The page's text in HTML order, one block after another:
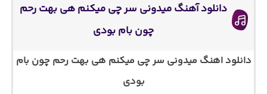
دانلود آهنگ میدونی سر چی میکنم هی بهت رحم
چون بام بودی
دانلود اهنگمیدونی سر چی میکنم هی بهت رحم چون بام
بودی